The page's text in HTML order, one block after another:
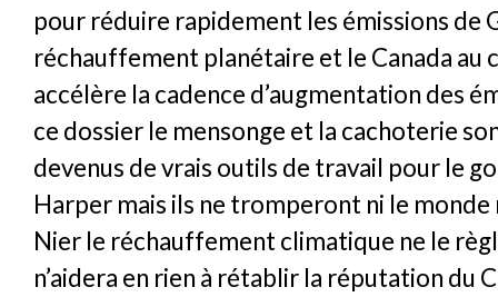
pour réduire rapidement les émissions de
réchauffement planétaire et le Canada au
accélère la cadence d’augmentation des
ce dossier le mensonge et la cachoterie
devenus de vrais outils de travail pour le
Harper mais ils ne tromperont ni le monde
Nier le réchauffement climatique ne le
n’aidera en rien à rétablir la réputation du